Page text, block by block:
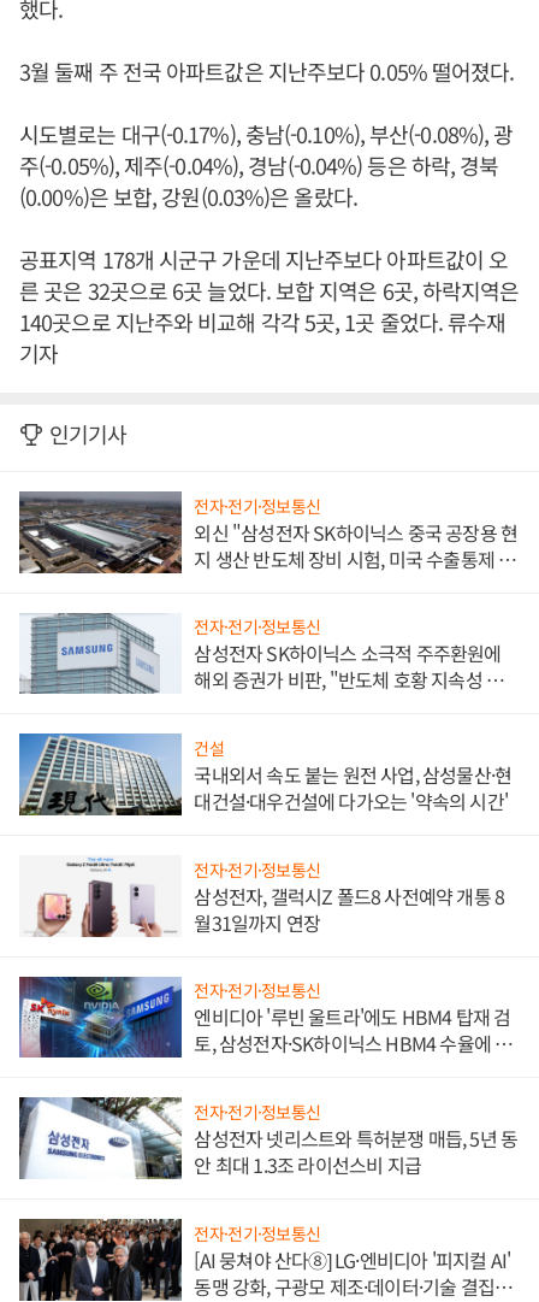
했다.
3월 둘째 주 전국 아파트값은 지난주보다 0.05% 떨어졌다.
시도별로는 대구(-0.17%), 충남(-0.10%), 부산(-0.08%), 광
주(-0.05%), 제주(-0.04%), 경남(-0.04%) 등은 하락, 경북
(0.00%)은 보합, 강원(0.03%)은 올랐다.
공표지역 178개 시군구 가운데 지난주보다 아파트값이 오
른 곳은 32곳으로 6곳 늘었다. 보합 지역은 6곳, 하락지역은
140곳으로 지난주와 비교해 각각 5곳, 1곳 줄었다. 류수재
기자
인기기사
전자·전기·정보통신
외신 "삼성전자 SK하이닉스 중국 공장용 현
지 생산 반도체 장비 시험, 미국 수출통제 대
전자·전기·정보통신
삼성전자 SK하이닉스 소극적 주주환원에
해외 증권가 비판, "반도체 호황 지속성 의
건설
국내외서 속도 붙는 원전 사업, 삼성물산·현
대건설·대우건설에 다가오는 '약속의 시간'
전자·전기·정보통신
삼성전자, 갤럭시Z 폴드8 사전예약 개통 8
월31일까지 연장
전자·전기·정보통신
엔비디아 '루빈 울트라'에도 HBM4 탑재 검
토, 삼성전자·SK하이닉스 HBM4 수율에 주
전자·전기·정보통신
삼성전자 넷리스트와 특허분쟁 매듭, 5년 동
안 최대 1.3조 라이선스비 지급
전자·전기·정보통신
[AI 뭉쳐야 산다⑧] LG·엔비디아 '피지컬 AI'
동맹 강화, 구광모 제조·데이터·기술 결집